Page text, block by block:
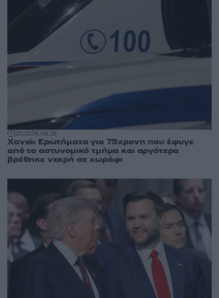
20:3106.08.26
Χανιά: Ερωτήματα για 75χρονη που έφυγε
από το αστυνομικό τμήμα και αργότερα
βρέθηκε νεκρή σε χωράφι